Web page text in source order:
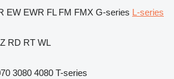
EW EWR FL FM FMX G-series L-series
RD RT WL
3080 4080 T-series